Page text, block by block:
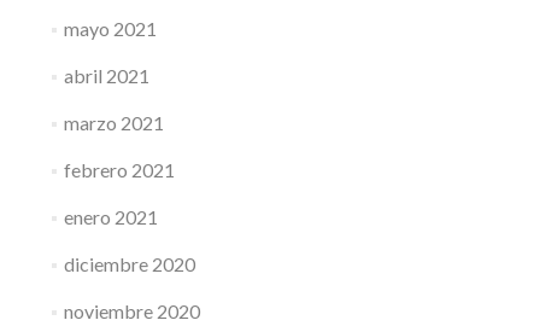
mayo 2021
abril 2021
marzo 2021
febrero 2021
enero 2021
diciembre 2020
noviembre 2020